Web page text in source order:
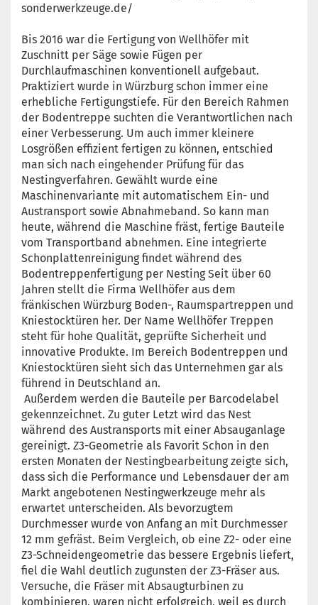
sonderwerkzeuge.de/
Bis 2016 war die Fertigung von Wellhöfer mit
Zuschnitt per Säge sowie Fügen per
Durchlaufmaschinen konventionell aufgebaut.
Praktiziert wurde in Würzburg schon immer eine
erhebliche Fertigungstiefe. Für den Bereich Rahmen
der Bodentreppe suchten die Verantwortlichen nach
einer Verbesserung. Um auch immer kleinere
Losgrößen effizient fertigen zu können, entschied
man sich nach eingehender Prüfung für das
Nestingverfahren. Gewählt wurde eine
Maschinenvariante mit automatischem Ein- und
Austransport sowie Abnahmeband. So kann man
heute, während die Maschine fräst, fertige Bauteile
vom Transportband abnehmen. Eine integrierte
Schonplattenreinigung findet während des
Bodentreppenfertigung per Nesting Seit über 60
Jahren stellt die Firma Wellhöfer aus dem
fränkischen Würzburg Boden-, Raumspartreppen und
Kniestocktüren her. Der Name Wellhöfer Treppen
steht für hohe Qualität, geprüfte Sicherheit und
innovative Produkte. Im Bereich Bodentreppen und
Kniestocktüren sieht sich das Unternehmen gar als
führend in Deutschland an.
Außerdem werden die Bauteile per Barcodelabel
gekennzeichnet. Zu guter Letzt wird das Nest
während des Austransports mit einer Absauganlage
gereinigt. Z3-Geometrie als Favorit Schon in den
ersten Monaten der Nestingbearbeitung zeigte sich,
dass sich die Performance und Lebensdauer der am
Markt angebotenen Nestingwerkzeuge mehr als
erwartet unterscheiden. Als bevorzugtem
Durchmesser wurde von Anfang an mit Durchmesser
12 mm gefräst. Beim Vergleich, ob eine Z2- oder eine
Z3-Schneidengeometrie das bessere Ergebnis liefert,
fiel die Wahl deutlich zugunsten der Z3-Fräser aus.
Versuche, die Fräser mit Absaugturbinen zu
kombinieren, waren nicht erfolgreich, weil es durch